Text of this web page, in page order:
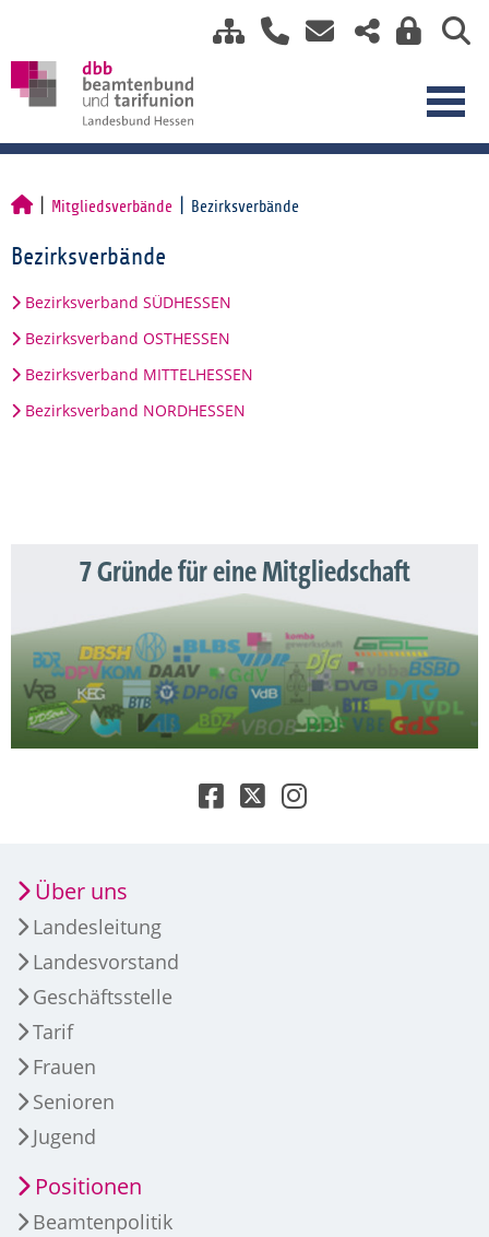
Mitgliedsverbände Bezirksverbände
Bezirksverbände
Bezirksverband SÜDHESSEN
Bezirksverband OSTHESSEN
Bezirksverband MITTELHESSEN
Bezirksverband NORDHESSEN
7 Gründe für eine Mitgliedschaft
Über uns
Landesleitung
Landesvorstand
Geschäftsstelle
Tarif
Frauen
Senioren
Jugend
Positionen
Beamtenpolitik